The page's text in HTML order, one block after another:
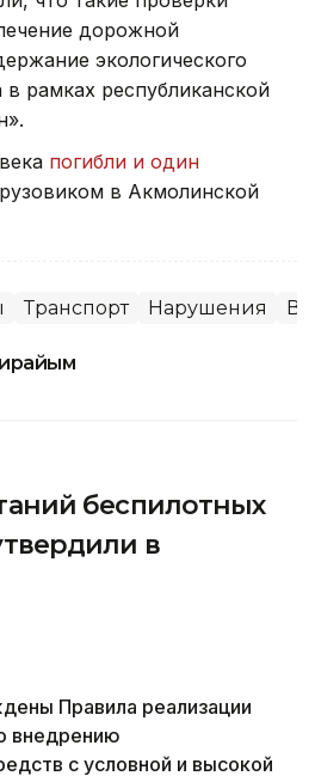
дорожной
экологического
в рамках республиканской
погибли и один
в Акмолинской
Транспорт Нарушения
беспилотных
в
Правила реализации
внедрению
с условной и высокой